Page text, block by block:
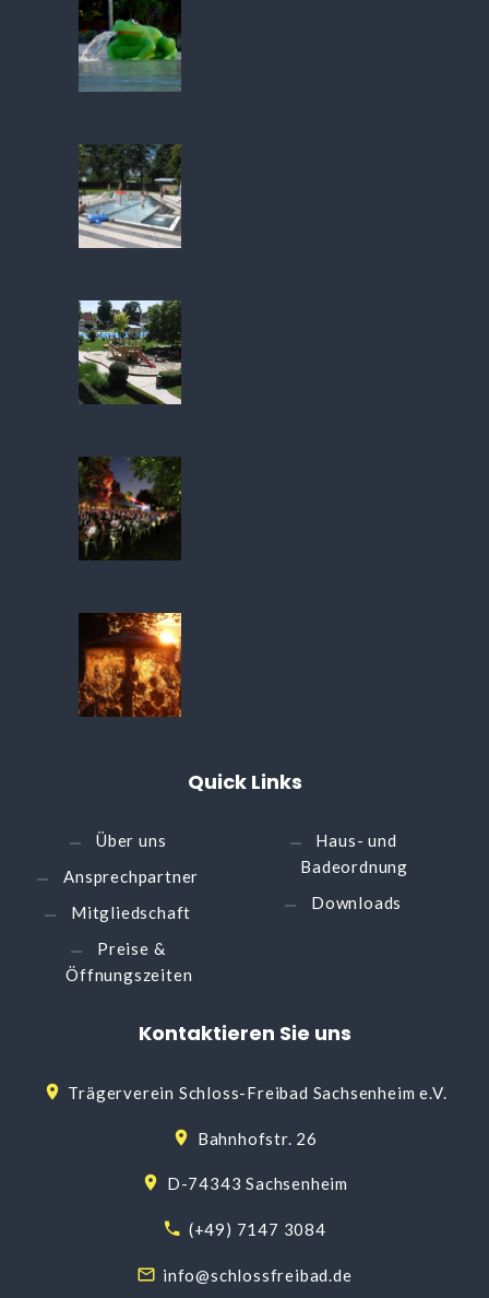
Quick Links
Über uns
Ansprechpartner
Mitgliedschaft
Preise &
Öffnungszeiten
Haus- und
Badeordnung
Downloads
Kontaktieren Sie uns
Trägerverein Schloss-Freibad Sachsenheim e.V.
Bahnhofstr. 26
D-74343 Sachsenheim
(+49) 7147 3084
info@schlossfreibad.de